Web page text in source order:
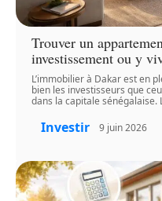
Trouver un
investissement ou y
L’immobilier à Dakar est en
bien les investisseurs que
dans la capitale
Investir 9 juin 2026